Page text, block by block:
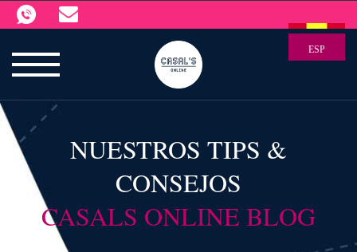
ESP
NUESTROS TIPS &
CONSEJOS
CASALS ONLINE BLOG